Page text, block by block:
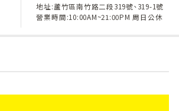
地址:蘆竹區南竹路二段319號、319-1號
營業時間:10:00AM~21:00PM 周日公休